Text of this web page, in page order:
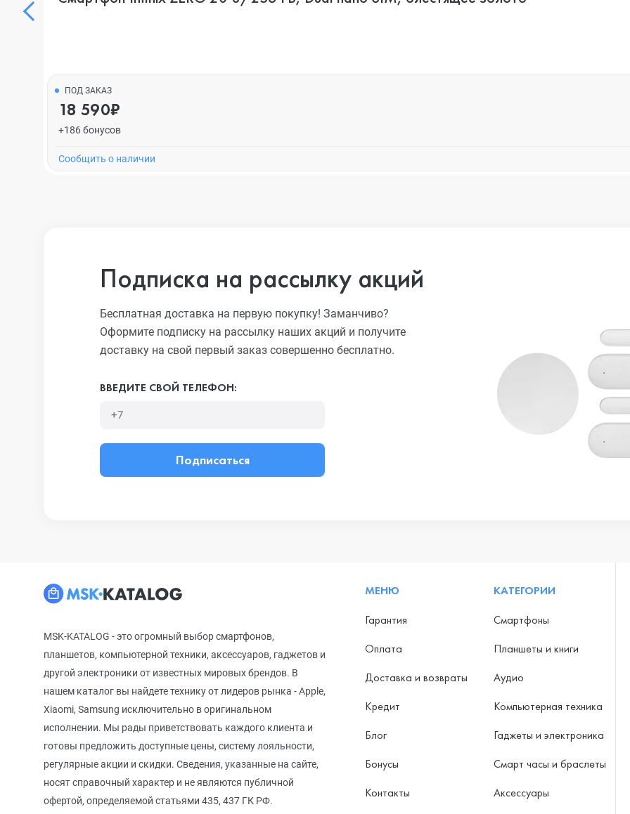
ПОД ЗАКАЗ
18 590₽
+186 бонусов
Cообщить о наличии
Подписка на рассылку акций
Бесплатная доставка на первую покупку! Заманчиво?
Оформите подписку на рассылку наших акций и получите
доставку на свой первый заказ совершенно бесплатно.
ВВЕДИТЕ СВОЙ ТЕЛЕФОН:
Подписаться
MSK-KATALOG - это огромный выбор смартфонов,
планшетов, компьютерной техники, аксессуаров, гаджетов и
другой электроники от известных мировых брендов. В
нашем каталог вы найдете технику от лидеров рынка - Apple,
Xiaomi, Samsung исключительно в оригинальном
исполнении. Мы рады приветствовать каждого клиента и
готовы предложить доступные цены, систему лояльности,
регулярные акции и скидки. Сведения, указанные на сайте,
носят справочный характер и не являются публичной
офертой, определяемой статьями 435, 437 ГК РФ.
МЕНЮ
Гарантия
Оплата
Доставка и возвраты
Кредит
Блог
Бонусы
Контакты
КАТЕГОРИИ
Смартфоны
Планшеты и книги
Аудио
Компьютерная техника
Гаджеты и электроника
Смарт часы и браслеты
Аксессуары